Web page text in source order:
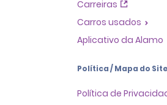
Carreiras
Carros usados
Aplicativo da Alamo
Política / Mapa do Site
Política de